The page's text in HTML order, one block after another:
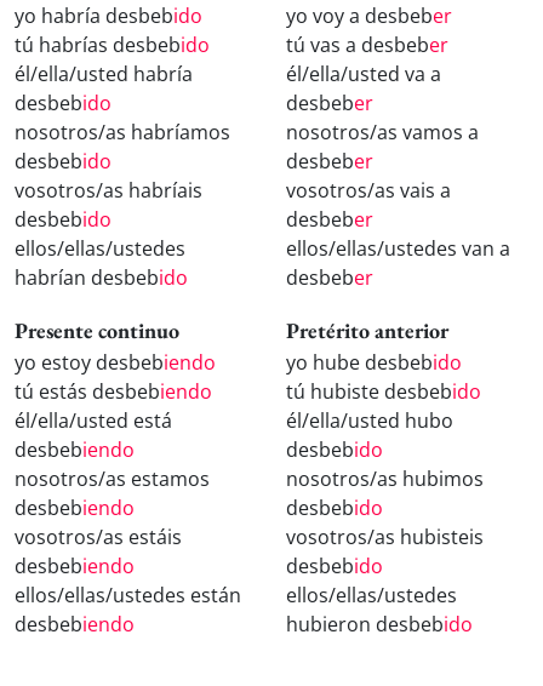
yo habría desbebido
tú habrías desbebido
él/ella/usted habría
desbebido
nosotros/as habríamos
desbebido
vosotros/as habríais
desbebido
ellos/ellas/ustedes
habrían desbebido
yo voy a desbeber
tú vas a desbeber
él/ella/usted va a
desbeber
nosotros/as vamos a
desbeber
vosotros/as vais a
desbeber
ellos/ellas/ustedes van a
desbeber
Presente continuo
yo estoy desbebiendo
tú estás desbebiendo
él/ella/usted está
desbebiendo
nosotros/as estamos
desbebiendo
vosotros/as estáis
desbebiendo
ellos/ellas/ustedes están
desbebiendo
Pretérito anterior
yo hube desbebido
tú hubiste desbebido
él/ella/usted hubo
desbebido
nosotros/as hubimos
desbebido
vosotros/as hubisteis
desbebido
ellos/ellas/ustedes
hubieron desbebido